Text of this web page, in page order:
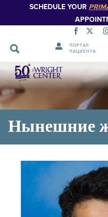
SCHEDULE YOUR
ПОРТАЛ
ПАЦИЕНТА
Пропустить
навигацию
Нынешние